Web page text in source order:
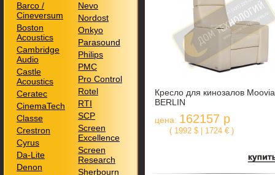
Кресло для кинозалов Moovia
BERLIN
цена: 162157 р
( 1992 $ | 1724 € )
Barco /
Cineversum
Boston
Acoustics
Cambridge
Audio
Castle
Acoustics
Ceratec
CinemaTech
Classe
Crestron
Cyrus
Da-Lite
Denon
Nevo
Nordost
Onkyo
Parasound
Philips
PMC
Pro Control
Rotel
RTI
SCP
Screen
Excellence
Screen
Research
Sherbourn